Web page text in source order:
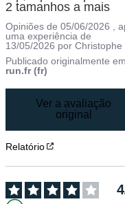
2 tamanhos a mais
Opiniões de05/06/2026
,
uma experiência de
13/05/2026 porChristophe
Publicado originalmente
run.fr (fr)
Ver a avaliação
original
Relatório
4